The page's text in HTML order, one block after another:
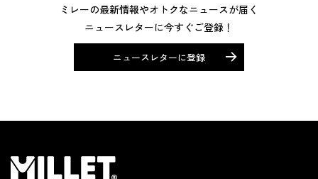
ミレーの最新情報やオトクなニュースが届く
ニュースレターに今すぐご登録！
ニュースレターに登録